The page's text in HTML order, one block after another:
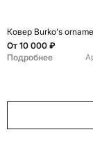
Ковер Burko's
От 10 000 ₽
Подробнее